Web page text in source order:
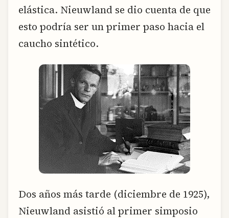
elástica. Nieuwland se dio cuenta de que
esto podría ser un primer paso hacia el
caucho sintético.
Dos años más tarde (diciembre de 1925),
Nieuwland asistió al primer simposio